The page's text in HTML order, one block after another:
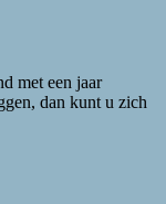
met een jaar
dan kunt u zich